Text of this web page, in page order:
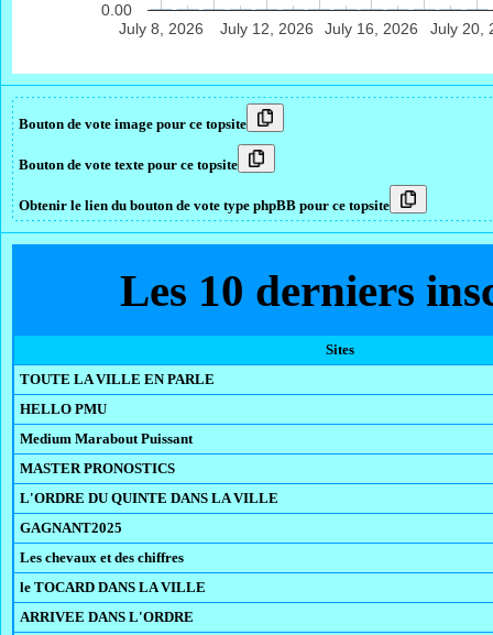
July 8, 2026 July 12, 2026 July 16, 2026 July 20,
0.00
Bouton de vote image pour ce topsite
Bouton de vote texte pour ce topsite
Obtenir le lien du bouton de vote type phpBB pour ce topsite
Les 10 derniers
Sites
TOUTE LA VILLE EN PARLE
HELLO PMU
Medium Marabout Puissant
MASTER PRONOSTICS
L'ORDRE DU QUINTE DANS LA VILLE
GAGNANT2025
Les chevaux et des chiffres
le TOCARD DANS LA VILLE
ARRIVEE DANS L'ORDRE